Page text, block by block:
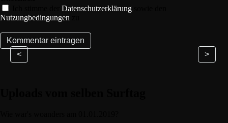
Datenschutzerklärung
Nutzungbedingungen
< >